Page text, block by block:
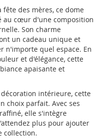
des mères, ce dome
au cœur d'une composition
Son charme
un cadeau unique et
n'importe quel espace. En
et d'élégance, cette
apaisante et
intérieure, cette
choix parfait. Avec ses
elle s'intègre
plus pour ajouter
collection.